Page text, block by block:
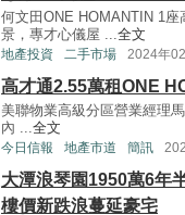
何文田ONE HOMANTIN 1
景，專才心儀屋 ...全文
地產投資 二手市場 2024年
高才通2.55萬租ONE
美聯物業高級分區營業經理
內 ...全文
今日信報 地產市道 簡訊
大潭浪琴園1950萬6年
樓價新跌浪蔓延豪宅